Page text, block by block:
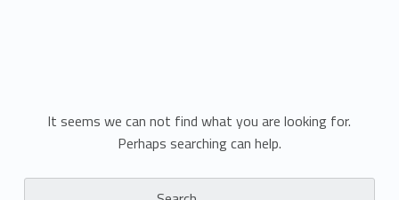
It seems we can not find what you are looking for.
Perhaps searching can help.
Search for: